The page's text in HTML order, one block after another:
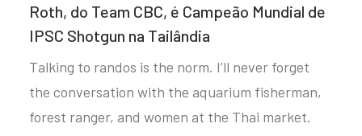
Roth, do Team CBC, é Campeão Mundial de
IPSC Shotgun na Tailândia
Talking to randos is the norm. I’ll never forget
the conversation with the aquarium fisherman,
forest ranger, and women at the Thai market.